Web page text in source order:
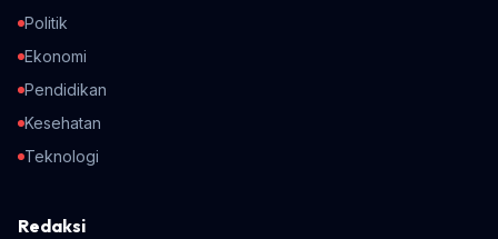
Politik
Ekonomi
Pendidikan
Kesehatan
Teknologi
Redaksi